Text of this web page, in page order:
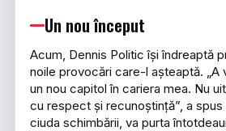
Un nou început
Acum, Dennis Politic își îndreaptă
noile provocări care-l așteaptă. „A
un nou capitol în cariera mea. Nu
cu respect și recunoștință”, a spus
ciuda schimbării, va purta